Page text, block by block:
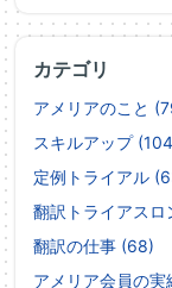
カテゴリ
アメリアのこと
スキルアップ
定例トライアル
翻訳トライアス
翻訳の仕事 (68)
アメリア会員の